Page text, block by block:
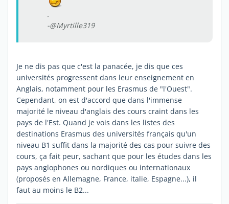
.
-@Myrtille319
Je ne dis pas que c'est la panacée, je dis que ces
universités progressent dans leur enseignement en
Anglais, notamment pour les Erasmus de "l'Ouest".
Cependant, on est d'accord que dans l'immense
majorité le niveau d'anglais des cours craint dans les
pays de l'Est. Quand je vois dans les listes des
destinations Erasmus des universités français qu'un
niveau B1 suffit dans la majorité des cas pour suivre des
cours, ça fait peur, sachant que pour les études dans les
pays anglophones ou nordiques ou internationaux
(proposés en Allemagne, France, italie, Espagne...), il
faut au moins le B2...